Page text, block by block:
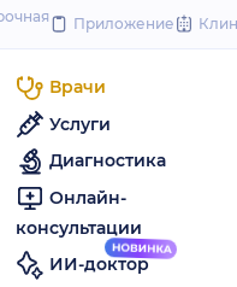
to
Приложение
Врачи
Услуги
Диагностика
Онлайн-
консультации
ИИ-доктор